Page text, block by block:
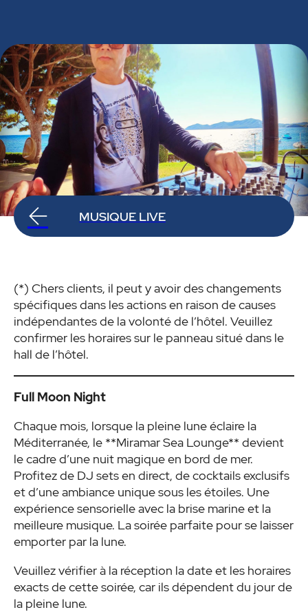
MUSIQUE LIVE
(*) Chers clients, il peut y avoir des changements
spécifiques dans les actions en raison de causes
indépendantes de la volonté de l’hôtel. Veuillez
confirmer les horaires sur le panneau situé dans le
hall de l’hôtel.
Full Moon Night
Chaque mois, lorsque la pleine lune éclaire la
Méditerranée, le **Miramar Sea Lounge** devient
le cadre d’une nuit magique en bord de mer.
Profitez de DJ sets en direct, de cocktails exclusifs
et d’une ambiance unique sous les étoiles. Une
expérience sensorielle avec la brise marine et la
meilleure musique. La soirée parfaite pour se laisser
emporter par la lune.
Veuillez vérifier à la réception la date et les horaires
exacts de cette soirée, car ils dépendent du jour de
la pleine lune.